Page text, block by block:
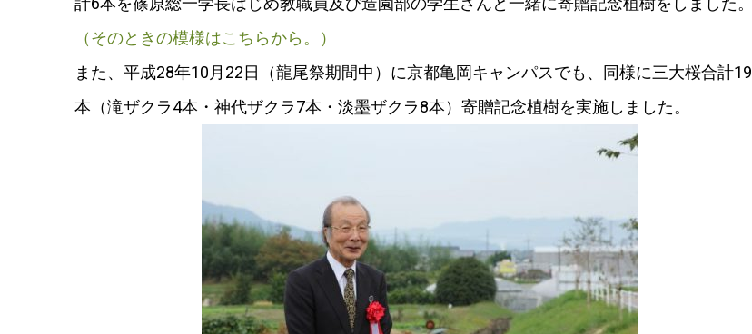
（そのときの模様はこちらから。）
また、平成28年10月22日（龍尾祭期間中）に京都亀岡キャンパスでも、同様に三大桜合計19
本（滝ザクラ4本・神代ザクラ7本・淡墨ザクラ8本）寄贈記念植樹を実施しました。